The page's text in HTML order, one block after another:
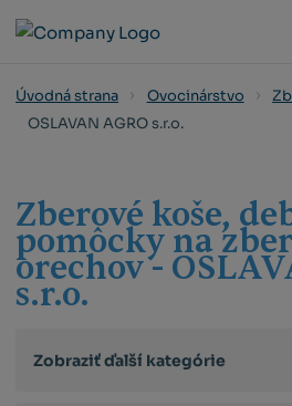
Úvodná strana Ovocinárstvo
OSLAVAN AGRO s.r.o.
Zberové koše,
pomôcky na
orechov -
s.r.o.
Zobraziť ďalší kategórie